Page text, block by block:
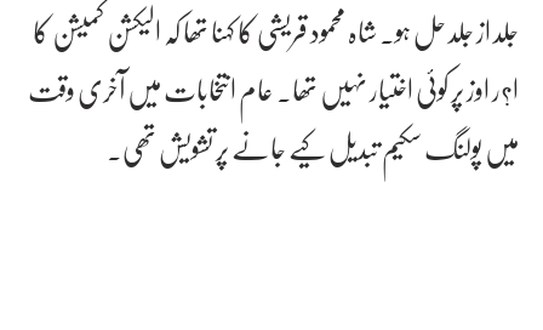
جلد از جلد حل ہو۔ شاہ محمود قریشی کا کہنا تھا کہ الیکشن کمیشن کا
ا?ر اوز پر کوئی اختیار نہیں تھا۔ عام انتخابات میں آخری وقت
میں پولنگ سکیم تبدیل کیے جانے پر تشویش تھی۔